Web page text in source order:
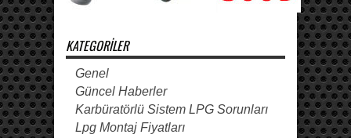
KATEGORILER
Genel
Güncel Haberler
Karbüratörlü Sistem LPG Sorunları
Lpg Montaj Fiyatları